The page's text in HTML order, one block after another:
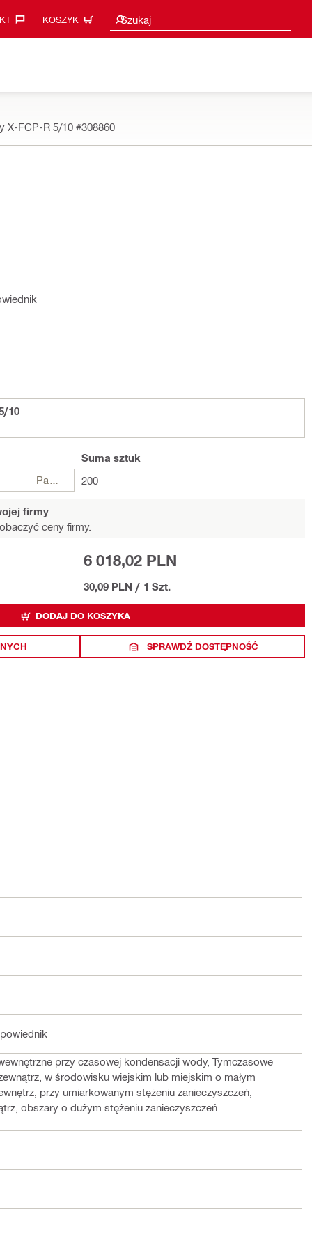
KOSZYK Szukaj
Sugestie wyszukiwania
X-FCP-R 5/10 #308860
10
Suma sztuk
200
firmy
ceny firmy.
6 018,02 PLN
30,09 PLN / 1 Szt.
DODAJ DO KOSZYKA
SPRAWDŹ DOSTĘPNOŚĆ
przy czasowej kondensacji wody, Tymczasowe
w środowisku wiejskim lub miejskim o małym
przy umiarkowanym stężeniu zanieczyszczeń,
obszary o dużym stężeniu zanieczyszczeń